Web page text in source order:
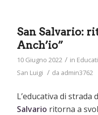
San Salvario:
Anch’io”
10 Giugno 2022 / in
San Luigi / da admin3762
L’educativa di
Salvario ritorna a